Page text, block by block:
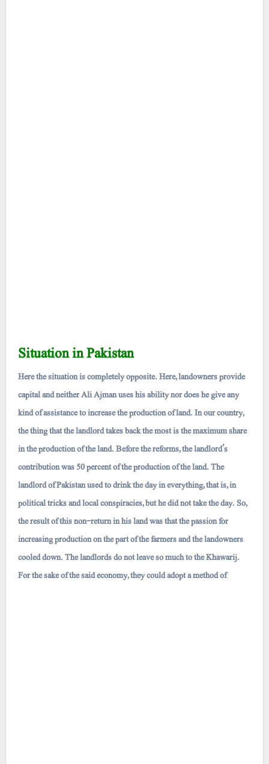
Situation in Pakistan
Here the situation is completely opposite. Here, landowners provide
capital and neither Ali Ajman uses his ability nor does he give any
kind of assistance to increase the production of land. In our country,
the thing that the landlord takes back the most is the maximum share
in the production of the land. Before the reforms, the landlord’s
contribution was 50 percent of the production of the land. The
landlord of Pakistan used to drink the day in everything, that is, in
political tricks and local conspiracies, but he did not take the day. So,
the result of this non-return in his land was that the passion for
increasing production on the part of the farmers and the landowners
cooled down. The landlords do not leave so much to the Khawarij.
For the sake of the said economy, they could adopt a method of